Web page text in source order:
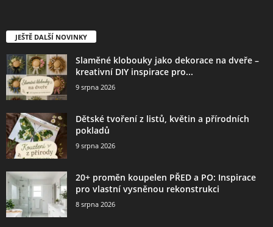
JEŠTĚ DALŠÍ NOVINKY
Slaměné klobouky jako dekorace na dveře –
kreativní DIY inspirace pro...
9 srpna 2026
Dětské tvoření z listů, květin a přírodních
pokladů
9 srpna 2026
20+ proměn koupelen PŘED a PO: Inspirace
pro vlastní vysněnou rekonstrukci
8 srpna 2026